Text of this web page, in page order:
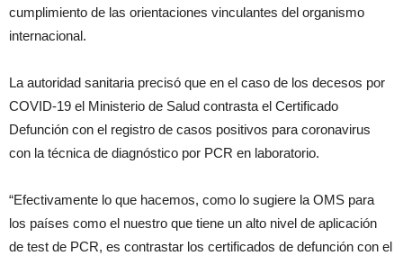
cumplimiento de las orientaciones vinculantes del organismo
internacional.
La autoridad sanitaria precisó que en el caso de los decesos por
COVID-19 el Ministerio de Salud contrasta el Certificado
Defunción con el registro de casos positivos para coronavirus
con la técnica de diagnóstico por PCR en laboratorio.
“Efectivamente lo que hacemos, como lo sugiere la OMS para
los países como el nuestro que tiene un alto nivel de aplicación
de test de PCR, es contrastar los certificados de defunción con el